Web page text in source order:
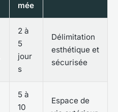
mée
2 à
5
jour
s
Délimitation
esthétique et
sécurisée
5 à
10
Espace de